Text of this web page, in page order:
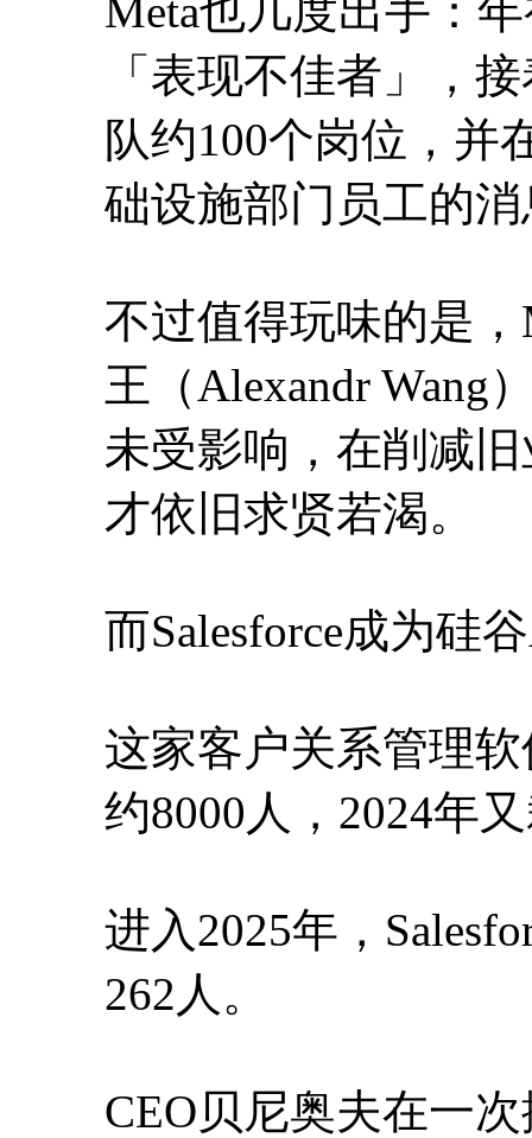
Meta也几度出手：
「表现不佳者」，
队约100个岗位，并
础设施部门员工的
不过值得玩味的是
王（Alexandr Wang
未受影响，在削减
才依旧求贤若渴。
而Salesforce成为硅
这家客户关系管理
约8000人，2024年
进入2025年，
262人。
CEO贝尼奥夫在一